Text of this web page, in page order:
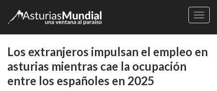
Los extranjeros impulsan el empleo en
asturias mientras cae la ocupación
entre los españoles en 2025